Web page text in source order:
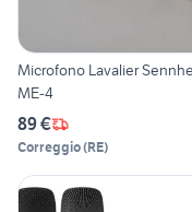
Microfono Lavalier
ME-4
89 €
Correggio(RE)